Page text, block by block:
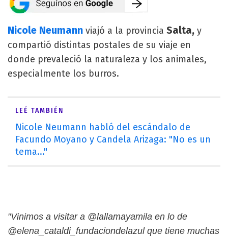
Nicole Neumann viajó a la provincia Salta, y
compartió distintas postales de su viaje en
donde prevaleció la naturaleza y los animales,
especialmente los burros.
LEÉ TAMBIÉN
Nicole Neumann habló del escándalo de
Facundo Moyano y Candela Arizaga: "No es un
tema..."
"Vinimos a visitar a @lallamayamila en lo de
@elena_cataldi_fundaciondelazul que tiene muchas